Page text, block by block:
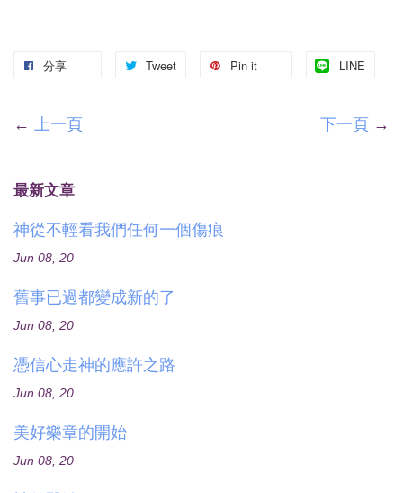
分享 Tweet Pin it LINE
← 上一頁 下一頁 →
最新文章
神從不輕看我們任何一個傷痕
Jun 08, 20
舊事已過都變成新的了
Jun 08, 20
憑信心走神的應許之路
Jun 08, 20
美好樂章的開始
Jun 08, 20